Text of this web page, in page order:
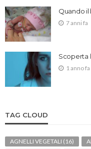
Quando il
7 anni fa
Scoperta
1 anno fa
TAG CLOUD
AGNELLI VEGETALI (16)